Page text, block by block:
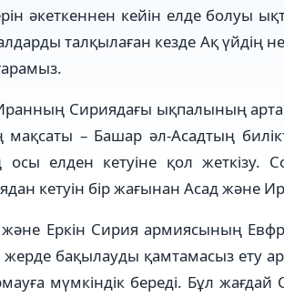
әкеткеннен кейін ел­де болуы
талқылаған кезде Ақ үйдің
Сириядағы ықпалының арта
мақсаты – Ба­шар әл-Асадтың
осы елден кетуіне қол
кетуін бір жағынан Асад және
Ер­кін Сирия армиясының
бақылауды қамта­ма­сыз ету
мүмкіндік береді. Бұл